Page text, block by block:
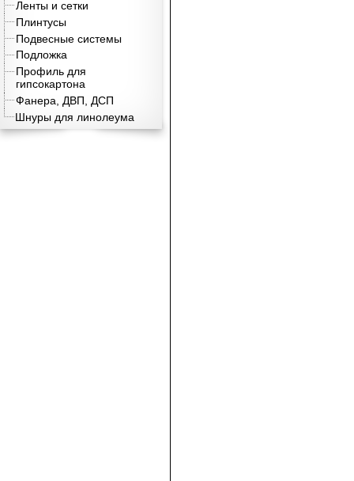
Ленты и сетки
Плинтусы
Подвесные системы
Подложка
Профиль для
гипсокартона
Фанера, ДВП, ДСП
Шнуры для линолеума